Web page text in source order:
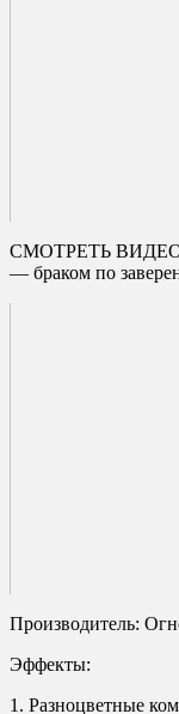
СМОТРЕТЬ ВИДЕО
— браком по
Производитель:
Эффекты:
1. Разноцветные